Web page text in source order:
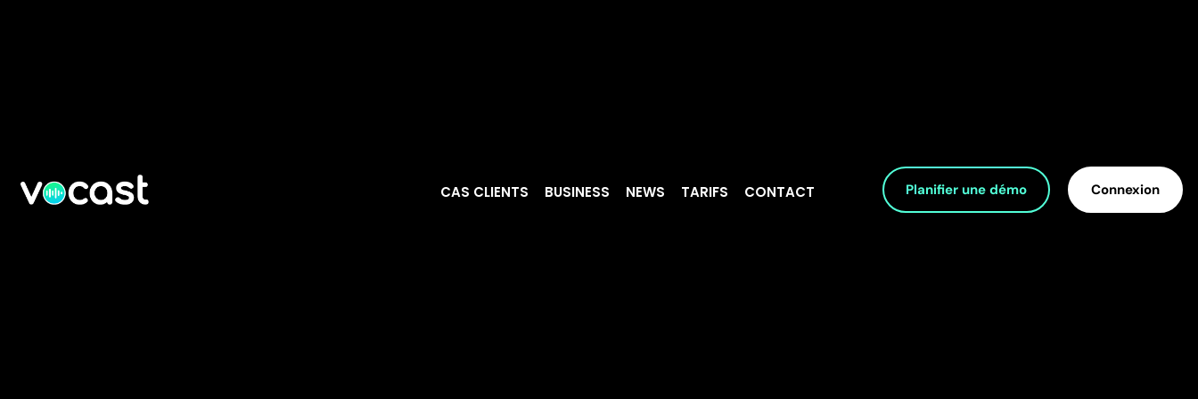
CAS CLIENTS BUSINESS NEWS TARIFS CONTACT Planifier une démo Connexion